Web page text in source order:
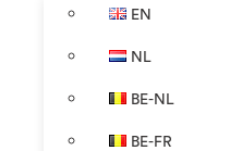
EN
NL
BE-NL
BE-FR